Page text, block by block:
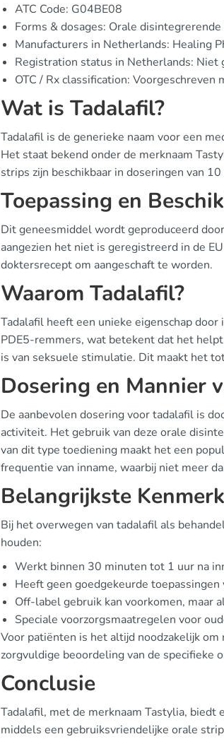
ATC Code: G04BE08
Forms & dosages: Orale
Manufacturers in Netherlands: Healing
Registration status in Netherlands: Niet
OTC / Rx classification: Voorgeschreven
Wat is Tadalafil?
Tadalafil is de generieke naam voor een
Het staat bekend onder de merknaam
strips zijn beschikbaar in doseringen van
Toepassing en
Dit geneesmiddel wordt geproduceerd
aangezien het niet is geregistreerd in de
doktersrecept om aangeschaft te worden.
Waarom Tadalafil?
Tadalafil heeft een unieke eigenschap
PDE5-remmers, wat betekent dat het
is van seksuele stimulatie. Dit maakt het
Dosering en Mannier
De aanbevolen dosering voor tadalafil is
activiteit. Het gebruik van deze orale
van dit type toediening maakt het een
frequentie van inname, waarbij niet meer
Belangrijkste
Bij het overwegen van tadalafil als
houden:
Werkt binnen 30 minuten tot 1 uur na
Heeft geen goedgekeurde
Off-label gebruik kan voorkomen, maar
Speciale voorzorgsmaatregelen voor
Voor patiënten is het altijd noodzakelijk
zorgvuldige beoordeling van de specifieke
Conclusie
Tadalafil, met de merknaam Tastylia,
middels een gebruiksvriendelijke orale